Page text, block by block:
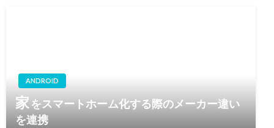
ANDROID
家 をスマートホーム化する際のメーカー違い
を連携